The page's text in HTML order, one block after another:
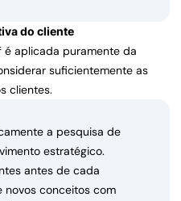
do cliente
é aplicada puramente da
suficientemente as
clientes.
a pesquisa de
estratégico.
antes de cada
conceitos com